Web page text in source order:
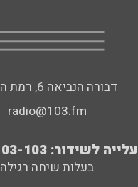
דבורה הנביאה 6, רמת השרון
radio@103.fm
עלייה לשידור: 0552-103-103
בעלות שיחה רגילה